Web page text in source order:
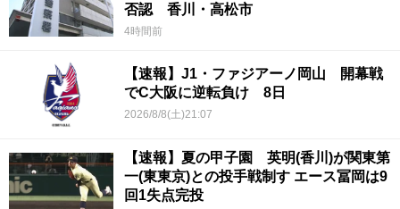
否認 香川・高松市
4時間前
【速報】J1・ファジアーノ岡山 開幕戦
でC大阪に逆転負け 8日
2026/8/8(土)21:07
【速報】夏の甲子園 英明(香川)が関東第
一(東東京)との投手戦制す エース冨岡は9
回1失点完投